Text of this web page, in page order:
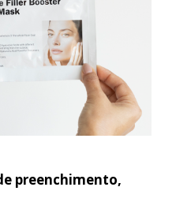
preenchimento,